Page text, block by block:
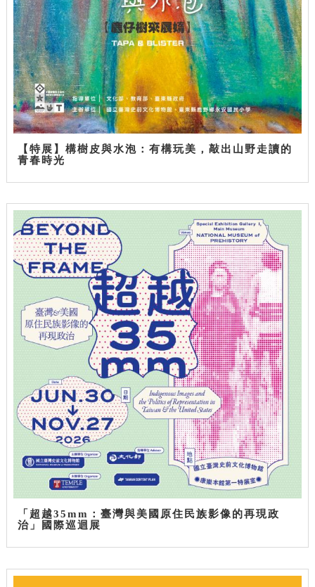
【特展】構樹皮與水泡：有構玩美，敲出山野走讀的
青春時光
「超越35mm：臺灣與美國原住民族影像的再現政
治」國際巡迴展